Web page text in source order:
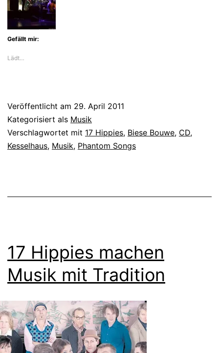
Gefällt mir:
Lädt…
Veröffentlicht am 29. April 2011
Kategorisiert als Musik
Verschlagwortet mit 17 Hippies, Biese Bouwe, CD,
Kesselhaus, Musik, Phantom Songs
17 Hippies machen
Musik mit Tradition